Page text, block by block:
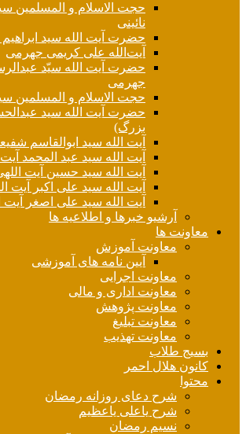
حجت الاسلام و
نائینی
حضرت آیت الله سید
آیت‌الله علی کریمی جهرمی
حضرت آيت الله سیّد
جهرمی
حجت الاسلام و المسلمین
حضرت آیت الله سید
بزرگ)
آیت الله سید ابوالقاسم
آیت الله سید عبد المحمد
آیت الله سید حسین آیت
آیت الله سید علی اکبر آیت
آیت الله سید علی اصغر آیت
آرشیو خبرها و اطلاعیه ها
معاونت ها
معاونت آموزش
آیین نامه های آموزشی
معاونت اجرایی
معاونت اداری و مالی
معاونت پژوهش
معاونت تبلیغ
معاونت تهذیب
بسیج طلاب
کانون هلال احمر
محتوا
شرح دعای روزانه رمضان
شرح یاعلی یاعظیم
نسیم رمضان